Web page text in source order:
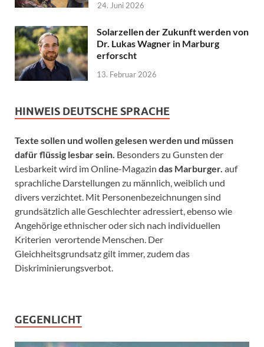
24. Juni 2026
Solarzellen der Zukunft werden von
Dr. Lukas Wagner in Marburg
erforscht
13. Februar 2026
HINWEIS DEUTSCHE SPRACHE
Texte sollen und wollen gelesen werden und müssen
dafür flüssig lesbar sein. Besonders zu Gunsten der
Lesbarkeit wird im Online-Magazin das Marburger. auf
sprachliche Darstellungen zu männlich, weiblich und
divers verzichtet. Mit Personenbezeichnungen sind
grundsätzlich alle Geschlechter adressiert, ebenso wie
Angehörige ethnischer oder sich nach individuellen
Kriterien verortende Menschen. Der
Gleichheitsgrundsatz gilt immer, zudem das
Diskriminierungsverbot.
GEGENLICHT